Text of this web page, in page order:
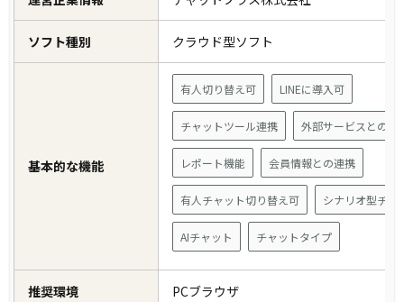
ソフト種別 クラウド型ソフト
基本的な機能
有人切り替え可 LINEに導入可
チャットツール連携 外部サービスとの連
レポート機能 会員情報との連携
有人チャット切り替え可 シナリオ型チャ
AIチャット チャットタイプ
推奨環境 PCブラウザ